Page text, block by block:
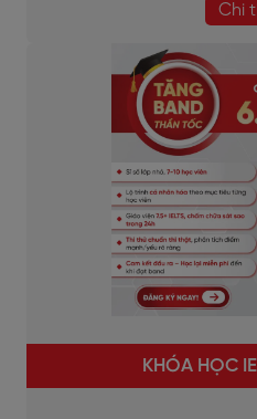
Chi
KHÓA HỌC